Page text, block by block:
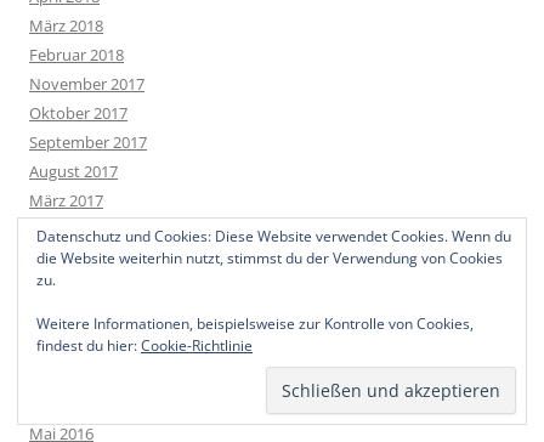
März 2018
Februar 2018
November 2017
Oktober 2017
September 2017
August 2017
März 2017
Februar 2017
Januar 2017
November 2016
Oktober 2016
August 2016
Mai 2016
Datenschutz und Cookies: Diese Website verwendet Cookies. Wenn du
die Website weiterhin nutzt, stimmst du der Verwendung von Cookies
zu.
Weitere Informationen, beispielsweise zur Kontrolle von Cookies,
findest du hier:Cookie-Richtlinie